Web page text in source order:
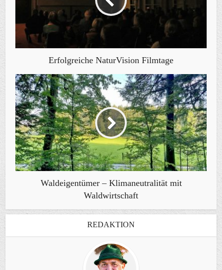
Erfolgreiche NaturVision Filmtage
Waldeigentümer – Klimaneutralität mit
Waldwirtschaft
REDAKTION